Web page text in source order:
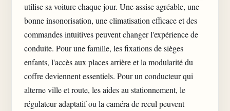
utilise sa voiture chaque jour. Une assise agréable, une
bonne insonorisation, une climatisation efficace et des
commandes intuitives peuvent changer l'expérience de
conduite. Pour une famille, les fixations de sièges
enfants, l'accès aux places arrière et la modularité du
coffre deviennent essentiels. Pour un conducteur qui
alterne ville et route, les aides au stationnement, le
régulateur adaptatif ou la caméra de recul peuvent